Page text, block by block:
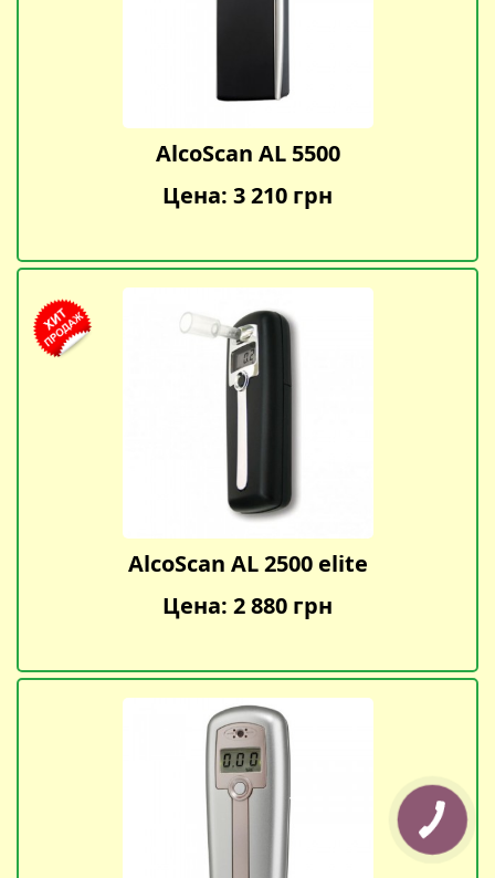
AlcoScan AL 5500
Цена: 3 210 грн
AlcoScan AL 2500 elite
Цена: 2 880 грн